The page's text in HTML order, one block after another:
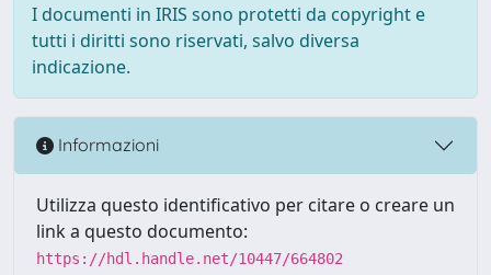
I documenti in IRIS sono protetti da copyright e
tutti i diritti sono riservati, salvo diversa
indicazione.
Informazioni
Utilizza questo identificativo per citare o creare un
link a questo documento:
https://hdl.handle.net/10447/664802